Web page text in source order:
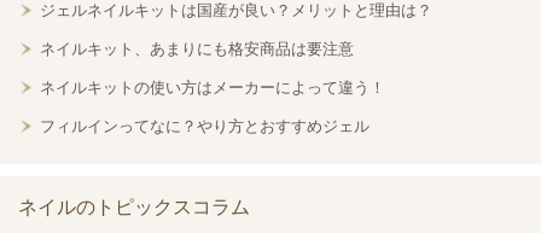
ジェルネイルキットは国産が良い？メリットと理由は？
ネイルキット、あまりにも格安商品は要注意
ネイルキットの使い方はメーカーによって違う！
フィルインってなに？やり方とおすすめジェル
ネイルのトピックスコラム